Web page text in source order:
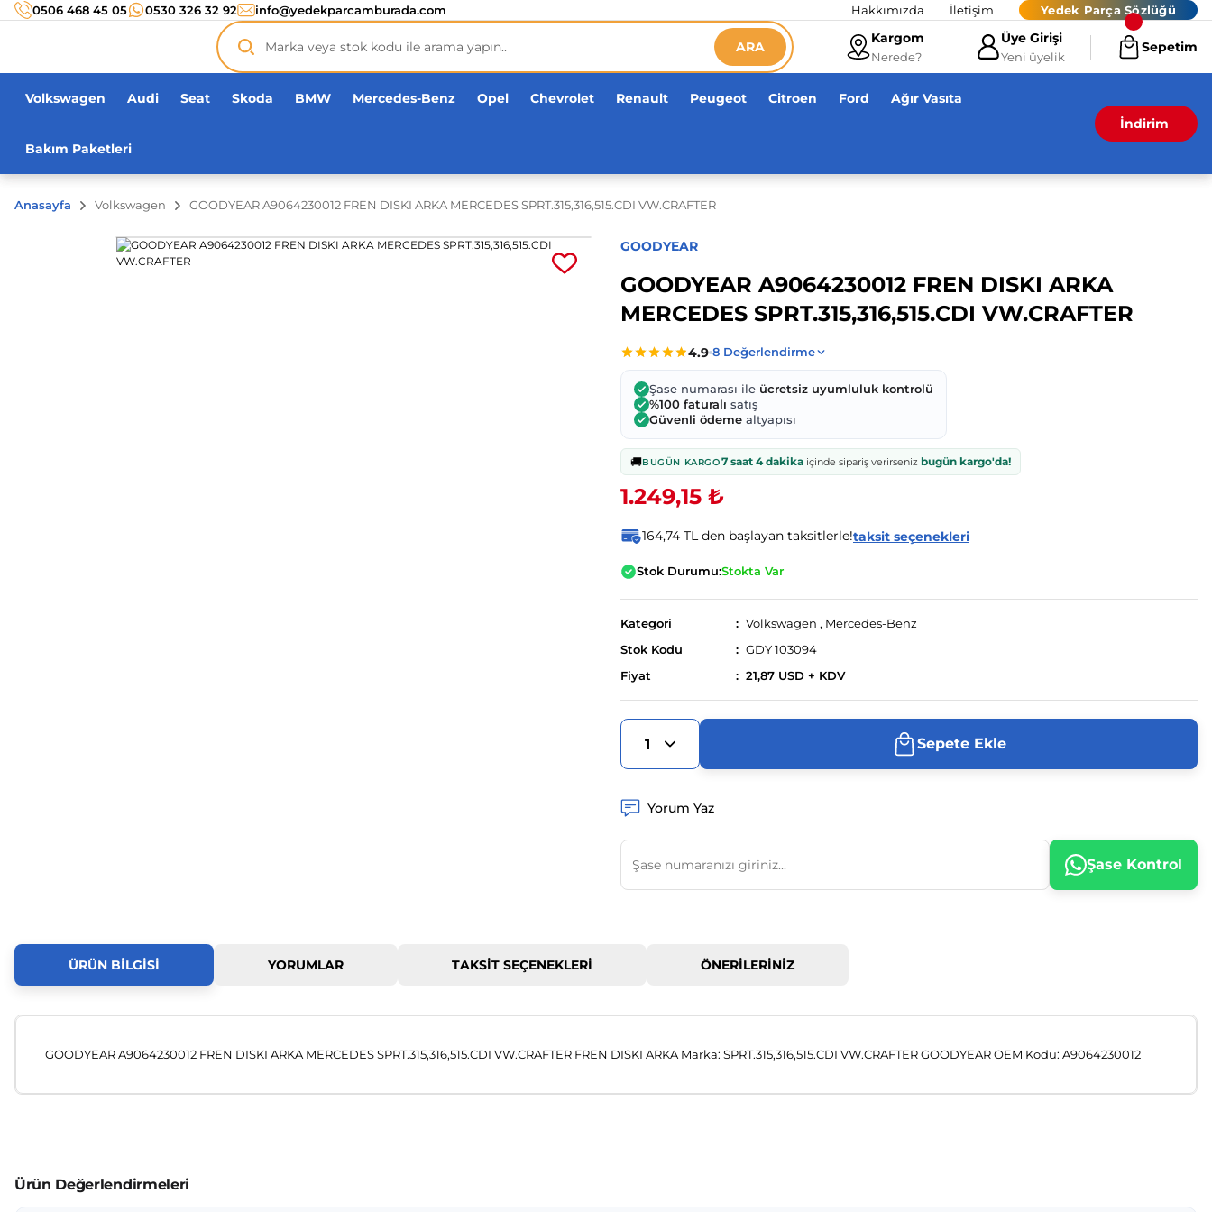
Türkiye’nin her noktasına 3000 TL ve üzerikargo ücretsiz!
Orijinal ürün
Üç yüz yirmi bin ürünadeti!
0506 468 45 05 0530 326 32 92 info@yedekparcamburada.com Hakkımızda İletişim Yedek Parça Sözlüğü
ARA
Kargom
Nerede?
Üye Girişi
Yeni üyelik
Sepetim
Volkswagen Audi Seat Skoda BMW Mercedes-Benz Opel Chevrolet Renault Peugeot Citroen Ford Ağır Vasıta
Bakım Paketleri
İndirim
Anasayfa Volkswagen GOODYEAR A9064230012 FREN DISKI ARKA MERCEDES SPRT.315,316,515.CDI VW.CRAFTER
GOODYEAR
GOODYEAR A9064230012 FREN DISKI ARKA
MERCEDES SPRT.315,316,515.CDI VW.CRAFTER
Şase numarası ile ücretsiz uyumluluk kontrolü
%100 faturalı satış
Güvenli ödeme altyapısı
🚚BUGÜN KARGO7 saat 4 dakikaiçinde sipariş verirseniz bugün kargo'da!
1.249,15 ₺
164,74 TL den başlayan taksitlerle!taksit seçenekleri
Stok Durumu:Stokta Var
Kategori Volkswagen , Mercedes-Benz
Stok Kodu
GDY 103094
Fiyat
21,87 USD + KDV
Sepete Ekle
Yorum Yaz
Şase Kontrol
ÜRÜN BILGISI YORUMLAR TAKSIT SEÇENEKLERI ÖNERILERINIZ
GOODYEAR A9064230012 FREN DISKI ARKA MERCEDES SPRT.315,316,515.CDI VW.CRAFTER FREN DISKI ARKA Marka: SPRT.315,316,515.CDI VW.CRAFTER GOODYEAR OEM Kodu: A9064230012